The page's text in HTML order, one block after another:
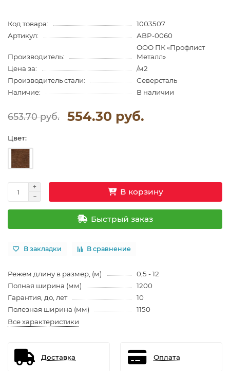
Код товара:
1003507
Артикул:
АВP-0060
Производитель:
ООО ПК «Профлист
Металл»
Цена за:
/м2
Производитель стали:
Северсталь
Наличие:
В наличии
653.70 руб. 554.30 руб.
Цвет:
В корзину
Быстрый заказ
В закладки В сравнение
Режем длину в размер, (м)
0,5 - 12
Полная ширина (мм)
1200
Гарантия, до, лет
10
Полезная ширина (мм)
1150
Все характеристики
Доставка Оплата